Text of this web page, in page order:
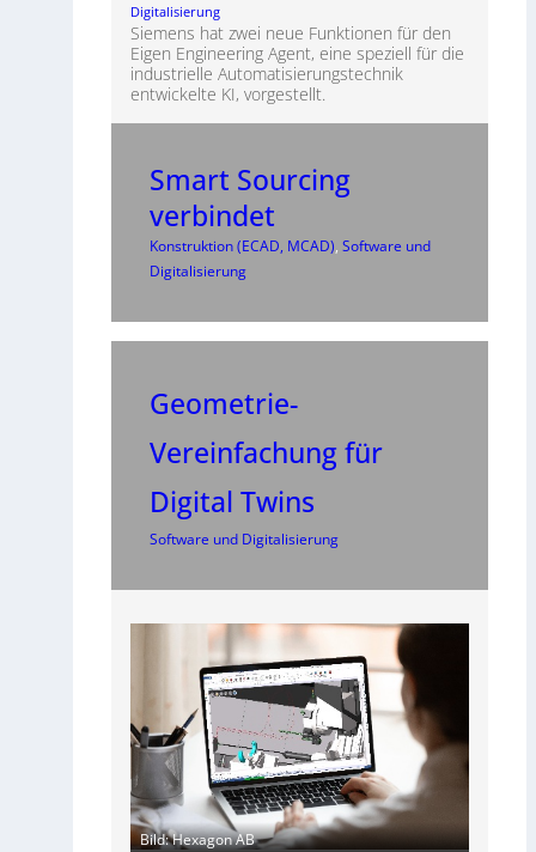
Digitalisierung
Siemens hat zwei neue Funktionen für den
Eigen Engineering Agent, eine speziell für die
industrielle Automatisierungstechnik
entwickelte KI, vorgestellt.
Smart Sourcing
verbindet
Konstruktion (ECAD, MCAD), Software und
Digitalisierung
Geometrie-
Vereinfachung für
Digital Twins
Software und Digitalisierung
Bild: Hexagon AB